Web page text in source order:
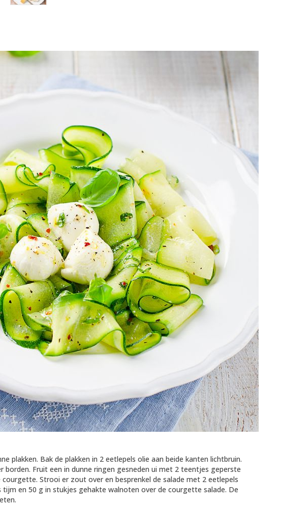
plakken. Bak de plakken in 2 eetlepels olie aan beide kanten lichtbruin.
borden. Fruit een in dunne ringen gesneden ui met 2 teentjes geperste
Strooi er zout over en besprenkel de salade met 2 eetlepels
en 50 g in stukjes gehakte walnoten over de courgette salade. De